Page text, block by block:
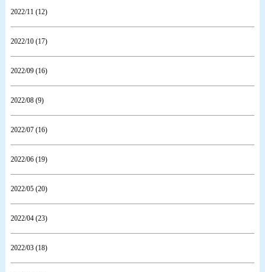
2022/11 (12)
2022/10 (17)
2022/09 (16)
2022/08 (9)
2022/07 (16)
2022/06 (19)
2022/05 (20)
2022/04 (23)
2022/03 (18)